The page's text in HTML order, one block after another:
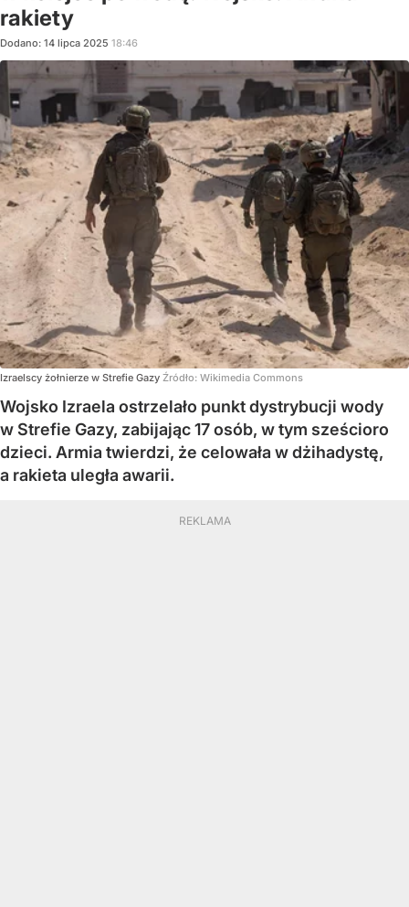
rakiety
Dodano: 14 lipca 2025 18:46
Izraelscy żołnierze w Strefie Gazy Źródło: Wikimedia Commons
Wojsko Izraela ostrzelało punkt dystrybucji wody
w Strefie Gazy, zabijając 17 osób, w tym sześcioro
dzieci. Armia twierdzi, że celowała w dżihadystę,
a rakieta uległa awarii.